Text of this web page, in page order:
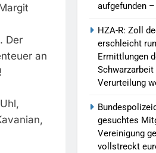
Fest / Mann Nach
Anhänger Versteckt Kontrolle In
Steuerstrafverfahrens
Die Grenze Eingereist/
Der
an
aufgefunden
HZA-R: Zoll
erschleicht
Ermittlungen
Verurteilung
gesuchtes
Vereinigung
vollstreckt